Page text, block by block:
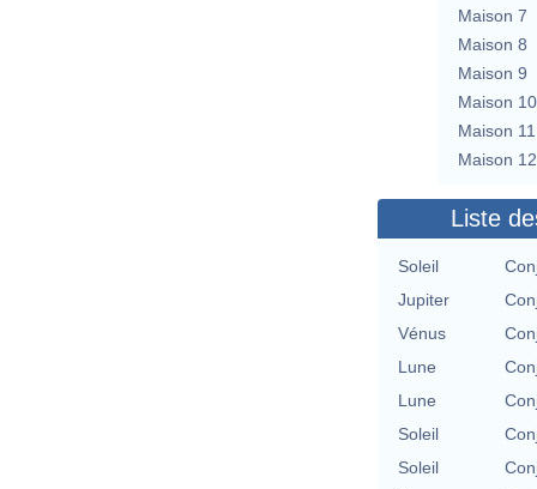
Maison 7
Maison 8
Maison 9
Maison 10
Maison 11
Maison 12
Liste
Soleil
Jupiter
Vénus
Lune
Lune
Soleil
Soleil